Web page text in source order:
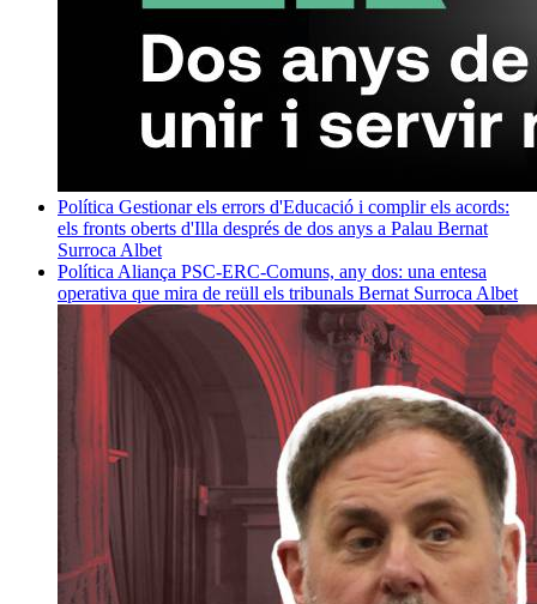
Política Gestionar els errors d'Educació i complir els acords:
els fronts oberts d'Illa després de dos anys a Palau Bernat
Surroca Albet
Política Aliança PSC-ERC-Comuns, any dos: una entesa
operativa que mira de reüll els tribunals Bernat Surroca Albet